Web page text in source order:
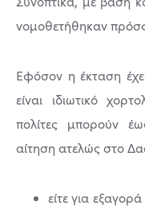
νομοθετήθηκαν
Εφόσον η έκταση
είναι ιδιωτικό
πολίτες μπορούν
αίτηση ατελώς στο
είτε για